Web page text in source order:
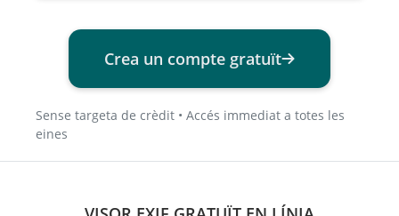
Crea un compte gratuït
Sense targeta de crèdit • Accés immediat a totes les
eines